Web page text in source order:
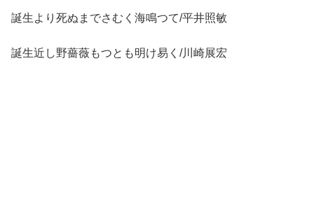
誕生より死ぬまでさむく海鳴つて/平井照敏
誕生近し野薔薇もつとも明け易く/川崎展宏